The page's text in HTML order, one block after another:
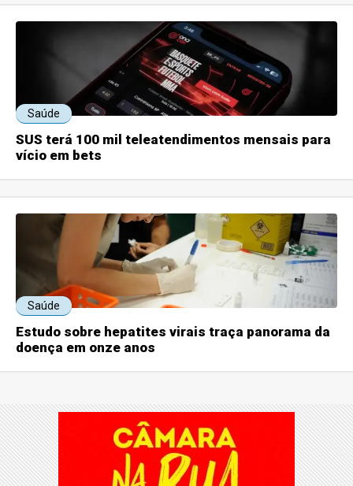
Saúde
SUS terá 100 mil teleatendimentos mensais para
vício em bets
Saúde
Estudo sobre hepatites virais traça panorama da
doença em onze anos